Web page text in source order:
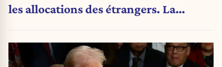
les allocations des étrangers. La
cours de réforme vers plus de fermeté